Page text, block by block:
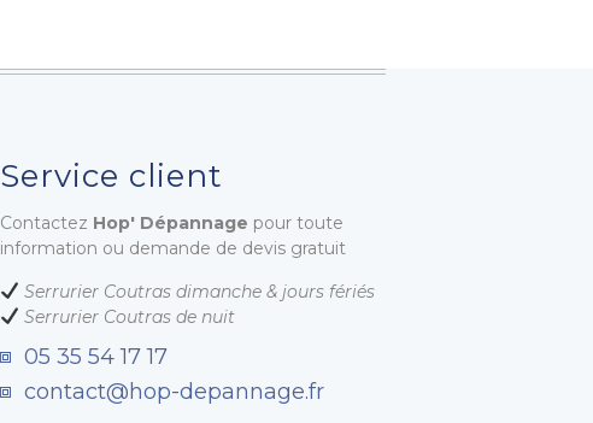
Service client
Contactez Hop' Dépannage pour toute
information ou demande de devis gratuit
Serrurier Coutras dimanche & jours fériés
Serrurier Coutras de nuit
05 35 54 17 17
contact@hop-depannage.fr